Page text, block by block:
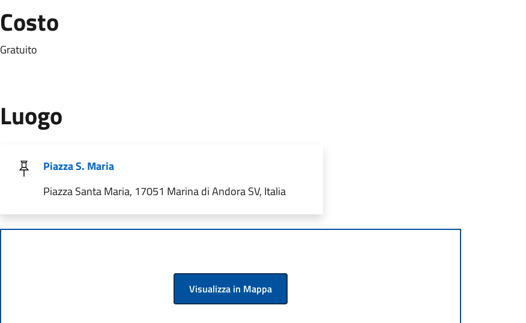
Costo
Gratuito
Luogo
Piazza S. Maria
Piazza Santa Maria, 17051 Marina di Andora SV, Italia
Visualizza in Mappa